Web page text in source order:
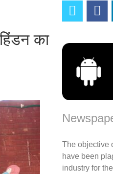
का
The objective
have been
industry for